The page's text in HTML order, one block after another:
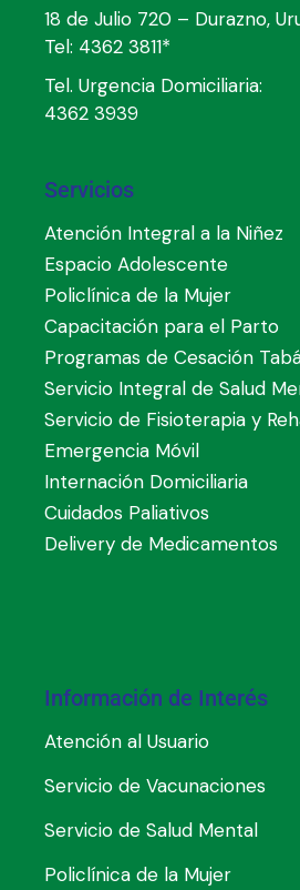
18 de Julio 720 – Durazno,
Tel: 4362 3811*
Tel. Urgencia Domiciliaria:
4362 3939
Servicios
Atención Integral a la Niñez
Espacio Adolescente
Policlínica de la Mujer
Capacitación para el Parto
Programas de Cesación
Servicio Integral de Salud
Servicio de Fisioterapia y
Emergencia Móvil
Internación Domiciliaria
Cuidados Paliativos
Delivery de Medicamentos
Información de Interés
Atención al Usuario
Servicio de Vacunaciones
Servicio de Salud Mental
Policlínica de la Mujer